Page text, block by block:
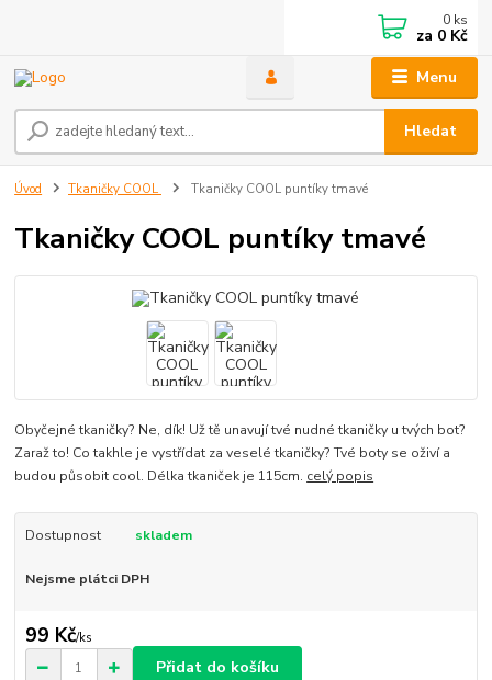
Menu
Hledat
0 ks
za 0 Kč
Úvod Tkaničky COOL Tkaničky COOL puntíky tmavé
Tkaničky COOL puntíky tmavé
Obyčejné tkaničky? Ne, dík! Už tě unavují tvé nudné tkaničky u tvých bot?
Zaraž to! Co takhle je vystřídat za veselé tkaničky? Tvé boty se oživí a
budou působit cool. Délka tkaniček je 115cm. celý popis
Dostupnost skladem
Nejsme plátci DPH
99 Kč/ks
Přidat do košíku